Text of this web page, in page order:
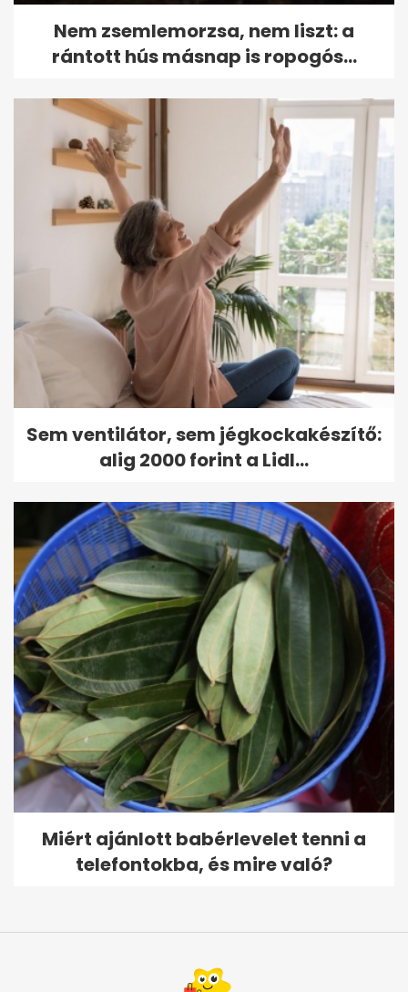
Nem zsemlemorzsa, nem liszt: a
rántott hús másnap is ropogós...
Sem ventilátor, sem jégkockakészítő:
alig 2000 forint a Lidl...
Miért ajánlott babérlevelet tenni a
telefontokba, és mire való?